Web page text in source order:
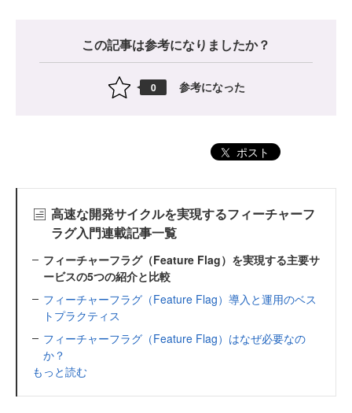
この記事は参考になりましたか？
0 参考になった
ポスト
高速な開発サイクルを実現するフィーチャーフ
ラグ入門連載記事一覧
フィーチャーフラグ（Feature Flag）を実現する主要サ
ービスの5つの紹介と比較
フィーチャーフラグ（Feature Flag）導入と運用のベス
トプラクティス
フィーチャーフラグ（Feature Flag）はなぜ必要なの
か？
もっと読む